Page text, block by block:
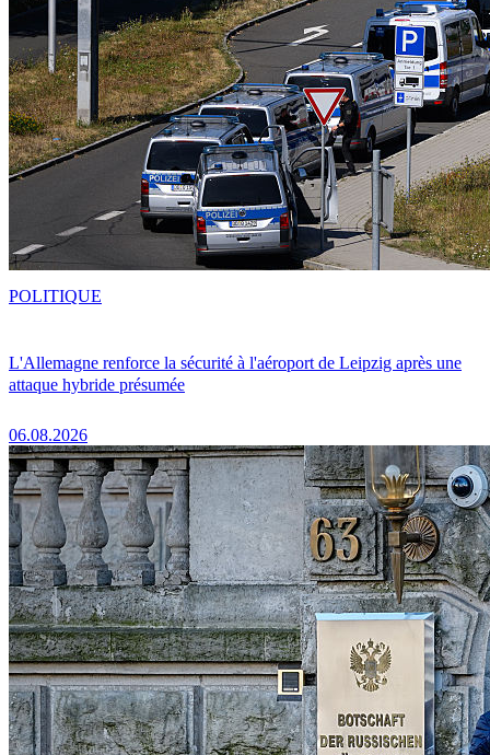
L'Allemagne renforce la sécurité à l'aéroport de Leipzig après une
attaque hybride présumée
06.08.2026
POLITIQUE